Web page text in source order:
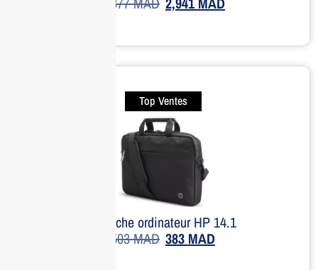
Top Ventes
Sacoche ordinateur HP 14.1
503MAD 383 MAD